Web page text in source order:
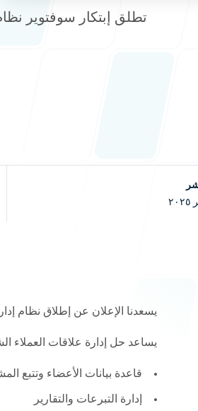
أم الفحم
تطلق إبتكار سوفتوير
يسعدنا الإعلان عن إطلاق نظام
يساعد حل إدارة علاقات العملاء
قاعدة بيانات الأعضاء وتتبع
إدارة التبرعات والتقارير